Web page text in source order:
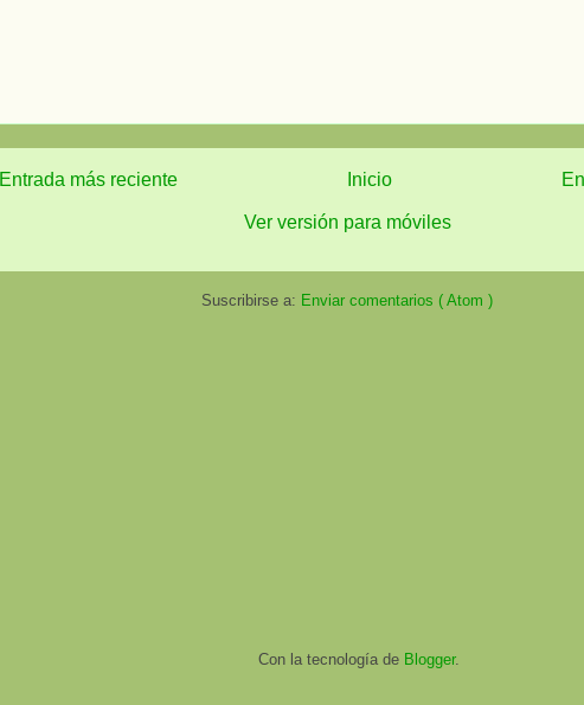
Entrada más reciente Inicio
Ver versión para móviles
Suscribirse a: Enviar comentarios ( Atom )
Con la tecnología de Blogger.